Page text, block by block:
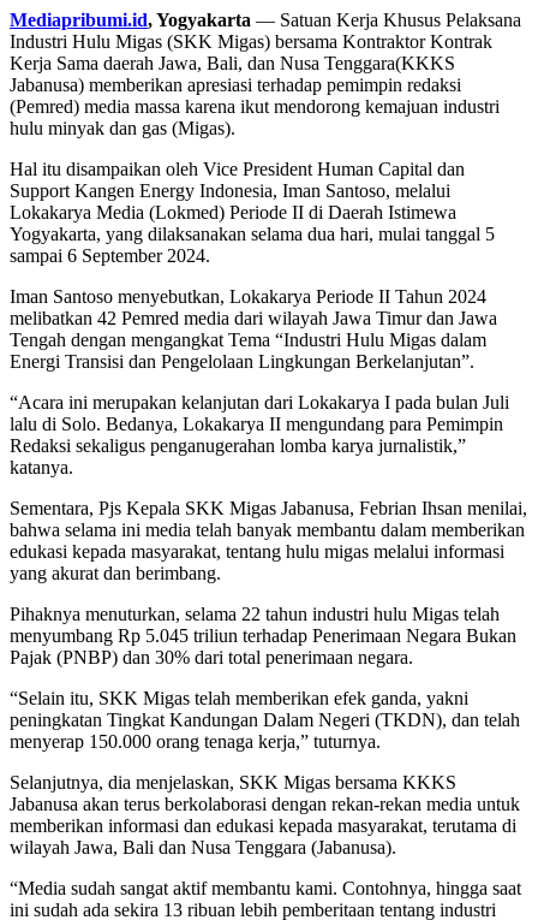
Mediapribumi.id, Yogyakarta — Satuan Kerja Khusus Pelaksana
Industri Hulu Migas (SKK Migas) bersama Kontraktor Kontrak
Kerja Sama daerah Jawa, Bali, dan Nusa Tenggara(KKKS
Jabanusa) memberikan apresiasi terhadap pemimpin redaksi
(Pemred) media massa karena ikut mendorong kemajuan industri
hulu minyak dan gas (Migas).
Hal itu disampaikan oleh Vice President Human Capital dan
Support Kangen Energy Indonesia, Iman Santoso, melalui
Lokakarya Media (Lokmed) Periode II di Daerah Istimewa
Yogyakarta, yang dilaksanakan selama dua hari, mulai tanggal 5
sampai 6 September 2024.
Iman Santoso menyebutkan, Lokakarya Periode II Tahun 2024
melibatkan 42 Pemred media dari wilayah Jawa Timur dan Jawa
Tengah dengan mengangkat Tema “Industri Hulu Migas dalam
Energi Transisi dan Pengelolaan Lingkungan Berkelanjutan”.
“Acara ini merupakan kelanjutan dari Lokakarya I pada bulan Juli
lalu di Solo. Bedanya, Lokakarya II mengundang para Pemimpin
Redaksi sekaligus penganugerahan lomba karya jurnalistik,”
katanya.
Sementara, Pjs Kepala SKK Migas Jabanusa, Febrian Ihsan menilai,
bahwa selama ini media telah banyak membantu dalam memberikan
edukasi kepada masyarakat, tentang hulu migas melalui informasi
yang akurat dan berimbang.
Pihaknya menuturkan, selama 22 tahun industri hulu Migas telah
menyumbang Rp 5.045 triliun terhadap Penerimaan Negara Bukan
Pajak (PNBP) dan 30% dari total penerimaan negara.
“Selain itu, SKK Migas telah memberikan efek ganda, yakni
peningkatan Tingkat Kandungan Dalam Negeri (TKDN), dan telah
menyerap 150.000 orang tenaga kerja,” tuturnya.
Selanjutnya, dia menjelaskan, SKK Migas bersama KKKS
Jabanusa akan terus berkolaborasi dengan rekan-rekan media untuk
memberikan informasi dan edukasi kepada masyarakat, terutama di
wilayah Jawa, Bali dan Nusa Tenggara (Jabanusa).
“Media sudah sangat aktif membantu kami. Contohnya, hingga saat
ini sudah ada sekira 13 ribuan lebih pemberitaan tentang industri